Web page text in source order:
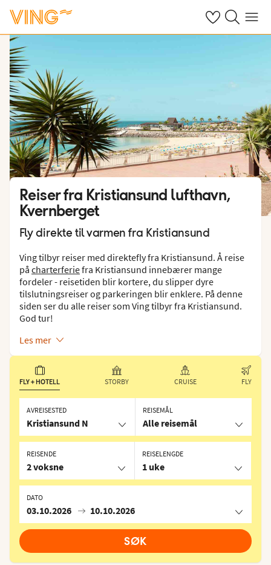
Se dine sparte
Søk påMeny
Reiser fra Kristiansund lufthavn,
Kvernberget
Fly direkte til varmen fra Kristiansund
Ving tilbyr reiser med direktefly fra Kristiansund. Å reise
på charterferiefra Kristiansund innebærer mange
fordeler - reisetiden blir kortere, du slipper dyre
tilslutningsreiser og parkeringen blir enklere. På denne
siden ser du alle reiser som Ving tilbyr fra Kristiansund.
God tur!
Les mer
FLY + HOTELL STORBY CRUISE FLY
AVREISESTED
Kristiansund N
REISEMÅL
Alle reisemål
REISELENGDE
1 uke
DATO
03.10.2026 10.10.2026
REISENDE
2 voksne
SØK